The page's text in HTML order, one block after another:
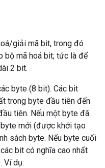
giải mã bit, trong đó
bộ mã hoá bit; tức là để
2 bit.
byte (8 bit). Các bit
trong byte đầu tiên đến
tiên. Nếu một byte đã
mới (được khởi tạo
sách byte. Nếu byte cuối
bit có nghĩa cao nhất
Ví dụ: